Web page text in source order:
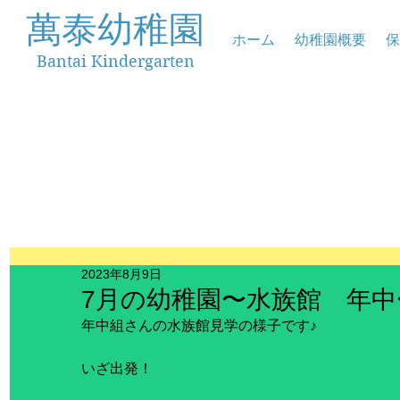
萬泰幼稚園
Bantai Kindergarten
ホーム 幼稚園概要
7月の幼稚園〜水族館 年
2023年8月9日
年中組さんの水族館見学の様子です♪
いざ出発！